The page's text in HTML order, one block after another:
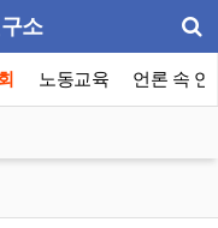
소
노동교육 언론 속 연